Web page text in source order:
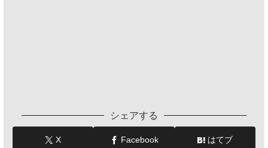
シェアする
X Facebook はてブ